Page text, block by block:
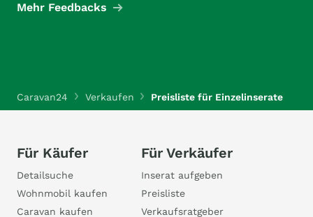
Mehr Feedbacks
Caravan24 Verkaufen Preisliste für Einzelinserate
Für Käufer
Detailsuche
Wohnmobil kaufen
Caravan kaufen
Für Verkäufer
Inserat aufgeben
Preisliste
Verkaufsratgeber